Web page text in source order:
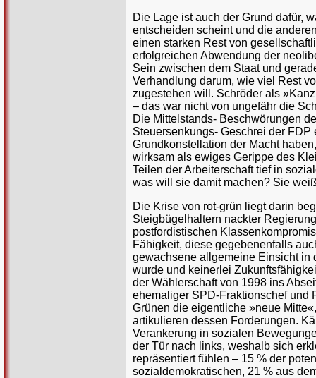
Die Lage ist auch der Grund dafür,
entscheiden scheint und die
einen starken Rest von
erfolgreichen Abwendung der
Sein zwischen dem Staat und
Verhandlung darum, wie viel Rest
zugestehen will. Schröder als
– das war nicht von ungefähr die
Die Mittelstands- Beschwörungen
Steuersenkungs- Geschrei der
Grundkonstellation der Macht
wirksam als ewiges Gerippe des
Teilen der Arbeiterschaft tief in
was will sie damit machen? Sie
Die Krise von rot-grün liegt darin
Steigbügelhaltern nackter
postfordistischen
Fähigkeit, diese gegebenenfalls
gewachsene allgemeine Einsicht in
wurde und keinerlei
der Wählerschaft von 1998 ins
ehemaliger SPD-Fraktionschef und
Grünen die eigentliche »neue
artikulieren dessen Forderungen.
Verankerung in sozialen
der Tür nach links, weshalb sich
repräsentiert fühlen – 15 % der
sozialdemokratischen, 21 % aus